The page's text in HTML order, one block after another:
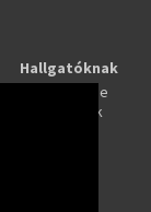
Hallgatóknak
Tanulj online
Képzések